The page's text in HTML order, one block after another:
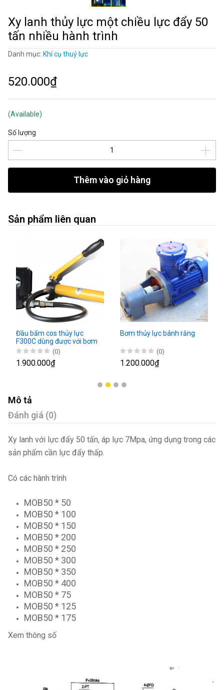
Xy lanh thủy lực một chiều lực đẩy 50
tấn nhiều hành trình
Danh mục: Khí cụ thuỷ lực
520.000₫
(Available)
Số lượng
Thêm vào giỏ hàng
Sản phẩm liên quan
Đầu bấm cos thủy lực
F300C dùng được với bơm
tay hoặc máy
(0)
1.900.000₫
Bơm thủy lực bánh răng
(0)
1.200.000₫
Mô tả
Đánh giá (0)
Xy lanh với lực đẩy 50 tấn, áp lực 7Mpa, ứng dụng trong các
sản phẩm cần lực đẩy thấp.
Có các hành trình
MOB50 * 50
MOB50 * 100
MOB50 * 150
MOB50 * 200
MOB50 * 250
MOB50 * 300
MOB50 * 350
MOB50 * 400
MOB50 * 75
MOB50 * 125
MOB50 * 175
Xem thông số